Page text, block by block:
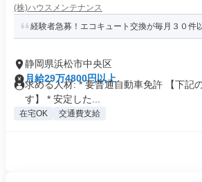
(株)ハウスメンテナンス
経験者急募！エコキュート交換が毎月３０件
静岡県浜松市中央区
月給29万4800円以上
求める人材: * 要普通自動車免許 【下記
す】 * 安定した...
在宅OK 交通費支給